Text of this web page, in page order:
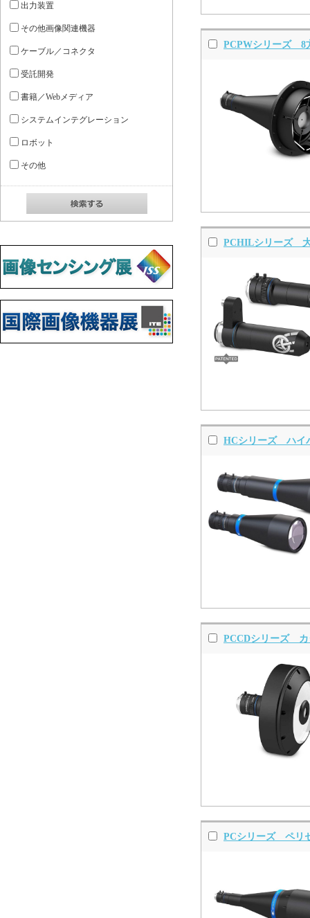
PCPWシリーズ 8
PCHILシリーズ
HCシリーズ ハイ
PCCDシリーズ カ
PCシリーズ ペリ
出力装置
その他画像関連機器
ケーブル／コネクタ
受託開発
書籍／Webメディア
システムインテグレーション
ロボット
その他